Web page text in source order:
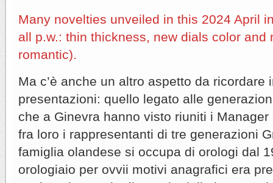
Many novelties unveiled in this 2024 April
all p.w.: thin thickness, new dials color and
romantic).
Ma c’è anche un altro aspetto da ricordare
presentazioni: quello legato alle
che a Ginevra hanno visto riuniti i
fra loro i rappresentanti di tre generazioni
famiglia olandese si occupa di orologi dal
orologiaio per ovvii motivi anagrafici era